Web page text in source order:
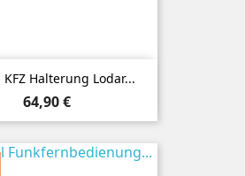
KFZ Halterung Lodar...
Preis
64,90 €